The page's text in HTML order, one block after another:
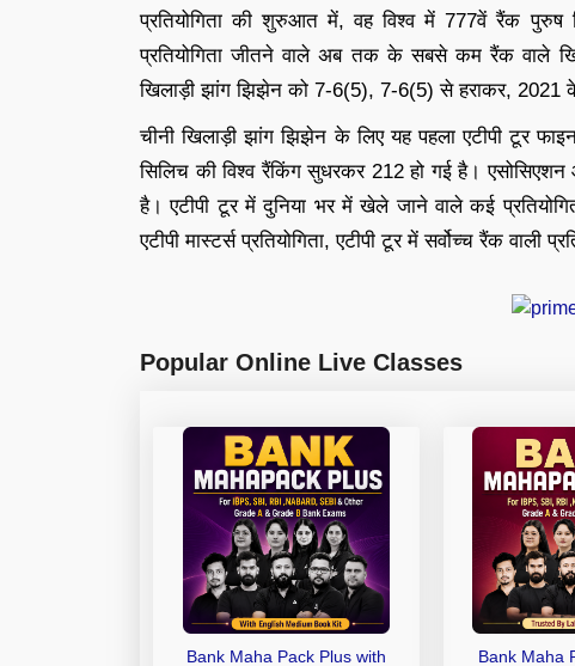
प्रतियोगिता की शुरुआत में, वह विश्व में 777वें रैंक पुरुष
प्रतियोगिता जीतने वाले अब तक के सबसे कम रैंक वाले
खिलाड़ी झांग झिझेन को 7-6(5), 7-6(5) से हराकर, 2021 के
चीनी खिलाड़ी झांग झिझेन के लिए यह पहला एटीपी टूर
सिलिच की विश्व रैंकिंग सुधरकर 212 हो गई है।
है। एटीपी टूर में दुनिया भर में खेले जाने वाले कई
एटीपी मास्टर्स प्रतियोगिता, एटीपी टूर में सर्वोच्च रैंक वाली
Popular Online Live Classes
Bank Maha Pack Plus with
Bank Maha